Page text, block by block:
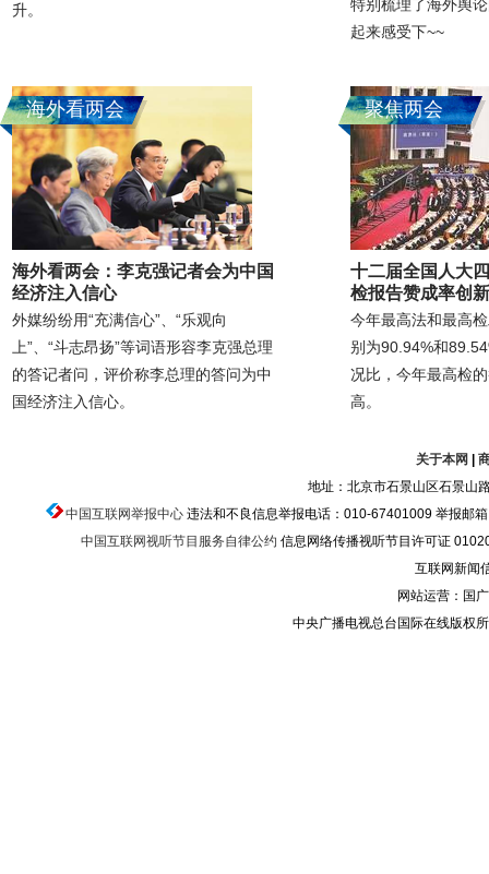
升。
特别梳理了海外舆
起来感受下~~
海外看两会
海外看两会：李克强记者会为中国
经济注入信心
外媒纷纷用“充满信心”、“乐观向
上”、“斗志昂扬”等词语形容李克强总理
的答记者问，评价称李总理的答问为中
国经济注入信心。
聚焦两会
十二届全国人大
检报告赞成率创
今年最高法和最高
别为90.94%和
况比，今年最高检
高。
关于本网
地址：北京市石景山区石景山
中国互联网举报中心违法和不良信息举报电话：010-67401009 举报邮
中国互联网视听节目服务自律公约 信息网络传播视听节目许可证
互联网新闻
网站运营：国
中央广播电视总台国际在线版权